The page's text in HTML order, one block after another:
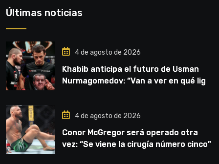
Últimas noticias
4 de agosto de 2026
Khabib anticipa el futuro de Usman
Nurmagomedov: “Van a ver en qué liga
4 de agosto de 2026
Conor McGregor será operado otra
vez: “Se viene la cirugía número cinco”